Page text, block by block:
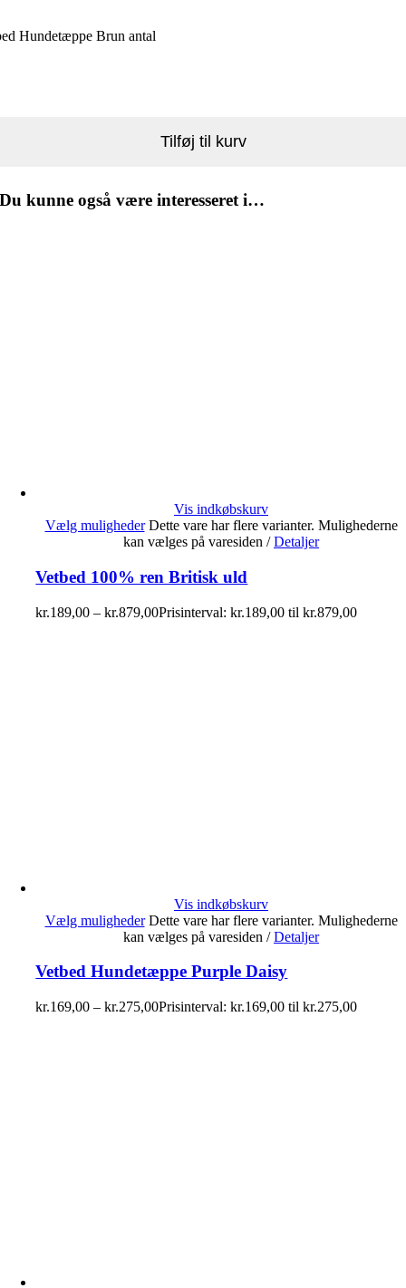
Hundetæppe Brun antal
Tilføj til kurv
Du kunne også være interesseret i…
Vis indkøbskurv
Vælg muligheder Dette vare har flere varianter. Mulighederne
kan vælges på varesiden / Detaljer
Vetbed 100% ren Britisk uld
kr.189,00 – kr.879,00Prisinterval: kr.189,00 til kr.879,00
Vis indkøbskurv
Vælg muligheder Dette vare har flere varianter. Mulighederne
kan vælges på varesiden / Detaljer
Vetbed Hundetæppe Purple Daisy
kr.169,00 – kr.275,00Prisinterval: kr.169,00 til kr.275,00